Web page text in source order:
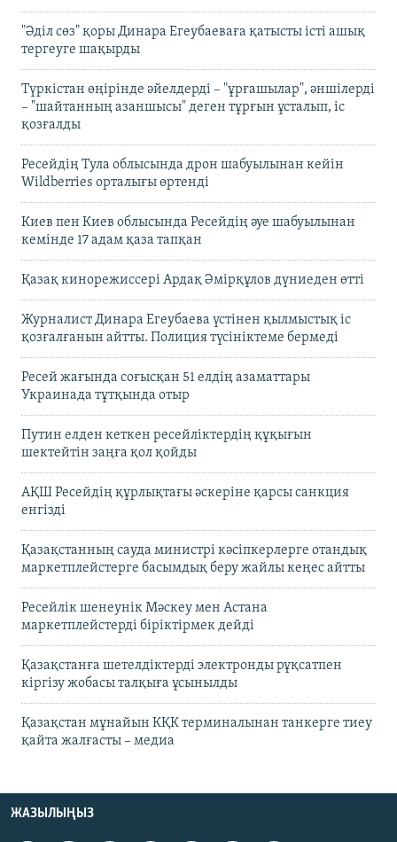
"Әділ сөз" қоры Динара Егеубаеваға қатысты істі ашық
тергеуге шақырды
Түркістан өңірінде әйелдерді – "ұрғашылар", әншілерді
– "шайтанның азаншысы" деген тұрғын ұсталып, іс
қозғалды
Ресейдің Тула облысында дрон шабуылынан кейін
Wildberries орталығы өртенді
Киев пен Киев облысында Ресейдің әуе шабуылынан
кемінде 17 адам қаза тапқан
Қазақ кинорежиссері Ардақ Әмірқұлов дүниеден өтті
Журналист Динара Егеубаева үстінен қылмыстық іс
қозғалғанын айтты. Полиция түсініктеме бермеді
Ресей жағында соғысқан 51 елдің азаматтары
Украинада тұтқында отыр
Путин елден кеткен ресейліктердің құқығын
шектейтін заңға қол қойды
АҚШ Ресейдің құрлықтағы әскеріне қарсы санкция
енгізді
Қазақстанның сауда министрі кәсіпкерлерге отандық
маркетплейстерге басымдық беру жайлы кеңес айтты
Ресейлік шенеунік Мәскеу мен Астана
маркетплейстерді біріктірмек дейді
Қазақстанға шетелдіктерді электронды рұқсатпен
кіргізу жобасы талқыға ұсынылды
Қазақстан мұнайын КҚК терминалынан танкерге тиеу
қайта жалғасты – медиа
ЖАЗЫЛЫҢЫЗ